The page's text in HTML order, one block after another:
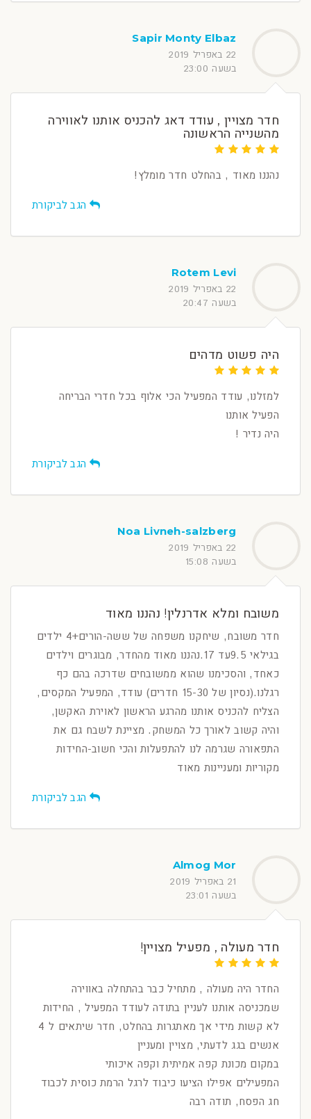
Sapir Monty Elbaz
22 באפריל 2019
בשעה 23:00
חדר מצויין , עודד דאג להכניס אותנו לאווירה
מהשנייה הראשונה
נהננו מאוד , בהחלט חדר מומלץ!
הגב לביקורת
Rotem Levi
22 באפריל 2019
בשעה 20:47
היה פשוט מדהים
למזלנו, עודד המפעיל הכי אלוף בכל חדרי הבריחה
הפעיל אותנו
היה נדיר !
הגב לביקורת
Noa Livneh-salzberg
22 באפריל 2019
בשעה 15:08
משובח ומלא אדרנלין! נהננו מאוד
חדר משובח, שיחקנו משפחה של ששה-הורים+4 ילדים
בגילאי 9.5עד 17.נהננו מאוד מהחדר, מבוגרים וילדים
כאחד, והסכימנו שהוא ממשובחים שדרכה בהם כף
רגלנו.(נסיון של 15-30 חדרים) עודד, המפעיל המקסים,
הצליח להכניס אותנו מהרגע הראשון לאוירת האקשן,
והיה קשוב לאורך כל המשחק. מציינת לשבח גם את
התפאורה שגרמה לנו להתפעלות והכי חשוב-החידות
מקוריות ומעניינות מאוד
הגב לביקורת
Almog Mor
21 באפריל 2019
בשעה 23:01
חדר מעולה , מפעיל מצויין!
החדר היה מעולה , מתחיל כבר בהתחלה באווירה
שמכניסה אותנו לעניין בתודה לעודד המפעיל , החידות
לא קשות מידי אך מאתגרות בהחלט, חדר שיתאים ל 4
אנשים בגג לדעתי, מצויין ומעניין
במקום מכונת קפה אמיתית וקפה איכותי
המפעילים אפילו הציעו כיבוד לרגל הרמת כוסית לכבוד
חג הפסח, תודה רבה